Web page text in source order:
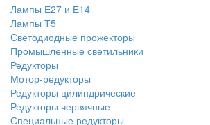
Лампы Е27 и Е14
Лампы Т5
Светодиодные прожекторы
Промышленные светильники
Редукторы
Мотор-редукторы
Редукторы цилиндрические
Редукторы червячные
Специальные редукторы